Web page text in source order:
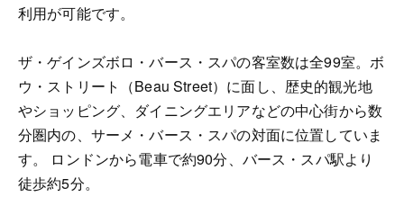
利用が可能です。
ザ・ゲインズボロ・バース・スパの客室数は全99室。ボ
ウ・ストリート（Beau Street）に面し、歴史的観光地
やショッピング、ダイニングエリアなどの中心街から数
分圏内の、サーメ・バース・スパの対面に位置していま
す。 ロンドンから電車で約90分、バース・スパ駅より
徒歩約5分。